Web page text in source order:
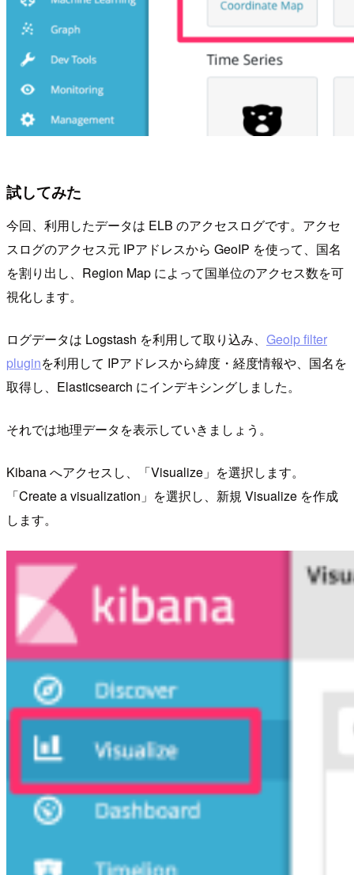
試してみた
今回、利用したデータは ELB のアクセスログです。アクセ
スログのアクセス元 IPアドレスから GeoIP を使って、国名
を割り出し、Region Map によって国単位のアクセス数を可
視化します。
ログデータは Logstash を利用して取り込み、 Geoip filter
pluginを利用して IPアドレスから緯度・経度情報や、国名を
取得し、Elasticsearch にインデキシングしました。
それでは地理データを表示していきましょう。
Kibana へアクセスし、「Visualize」を選択します。
「Create a visualization」を選択し、新規 Visualize を作成
します。